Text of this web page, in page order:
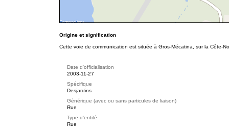
Origine et signification
Cette voie de communication est située à Gros-Mécatina, sur la Côte-
Date d'officialisation
2003-11-27
Spécifique
Desjardins
Générique (avec ou sans particules de liaison)
Rue
Type d'entité
Rue